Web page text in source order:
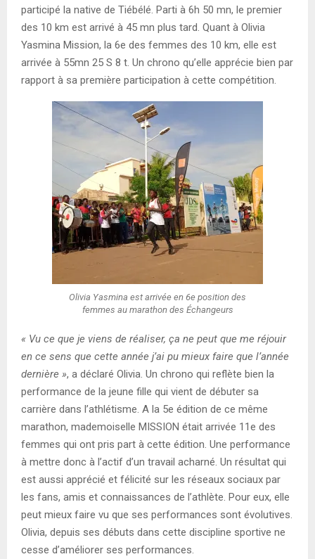
participé la native de Tiébélé. Parti à 6h 50 mn, le premier
des 10 km est arrivé à 45 mn plus tard. Quant à Olivia
Yasmina Mission, la 6e des femmes des 10 km, elle est
arrivée à 55mn 25 S 8 t. Un chrono qu’elle apprécie bien par
rapport à sa première participation à cette compétition.
Olivia Yasmina est arrivée en 6e position des
femmes au marathon des Échangeurs
« Vu ce que je viens de réaliser, ça ne peut que me réjouir
en ce sens que cette année j’ai pu mieux faire que l’année
dernière », a déclaré Olivia. Un chrono qui reflète bien la
performance de la jeune fille qui vient de débuter sa
carrière dans l’athlétisme. A la 5e édition de ce même
marathon, mademoiselle MISSION était arrivée 11e des
femmes qui ont pris part à cette édition. Une performance
à mettre donc à l’actif d’un travail acharné. Un résultat qui
est aussi apprécié et félicité sur les réseaux sociaux par
les fans, amis et connaissances de l’athlète. Pour eux, elle
peut mieux faire vu que ses performances sont évolutives.
Olivia, depuis ses débuts dans cette discipline sportive ne
cesse d’améliorer ses performances.